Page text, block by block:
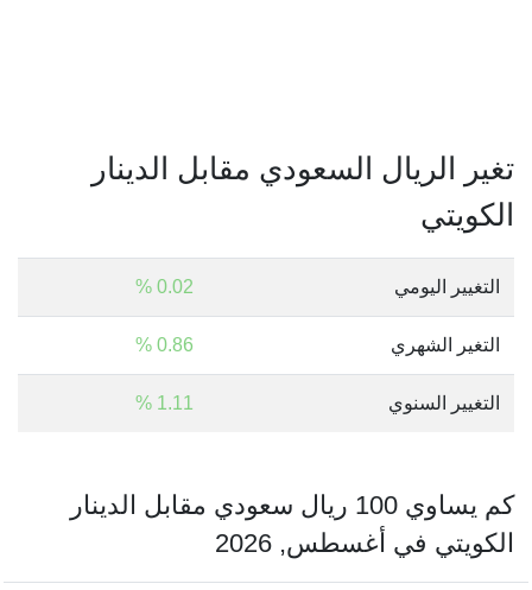
تغير الريال السعودي مقابل الدينار
الكويتي
التغيير اليومي 0.02 %
التغير الشهري 0.86 %
التغيير السنوي 1.11 %
كم يساوي 100 ريال سعودي مقابل الدينار
الكويتي في أغسطس, 2026